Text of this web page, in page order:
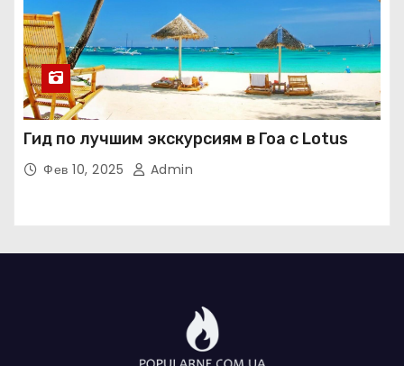
Гид по лучшим экскурсиям в Гоа с Lotus
Фев 10, 2025 Admin